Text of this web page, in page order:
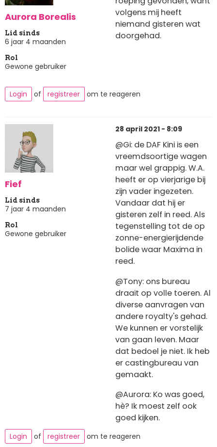
Aurora Borealis
Lid sinds
6 jaar 4 maanden
Rol
Gewone gebruiker
volgens mij heeft
niemand gisteren wat
doorgehad.
Login of registreer om te reageren
Fief
Lid sinds
7 jaar 4 maanden
Rol
Gewone gebruiker
28 april 2021 - 8:09
@Gi: de DAF Kini is een
vreemdsoortige wagen
maar wel grappig. W.A.
heeft er op vierjarige bij
zijn vader ingezeten.
Vandaar dat hij er
gisteren zelf in reed. Als
tegenstelling tot de op
zonne-energierijdende
bolide waar Maxima in
reed.
@Tony: ons bureau
draait op volle toeren. Al
diverse aanvragen van
andere royalty's gehad.
We kunnen er vorstelijk
van gaan leven. Maar
dat bedoel je niet. Ik heb
er castingbureau van
gemaakt.
@Aurora: Ko was goed,
hè? Ik moest zelf ook
goed kijken.
Login of registreer om te reageren